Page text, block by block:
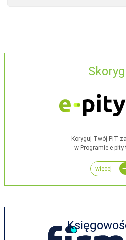
Koryguj Twój PIT
w Programie e-pity
więcej